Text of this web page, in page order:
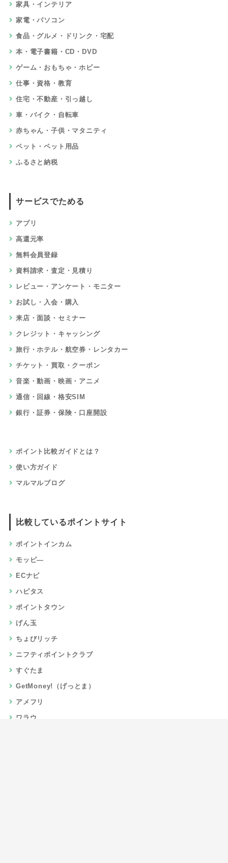
家具・インテリア
家電・パソコン
食品・グルメ・ドリンク・宅配
本・電子書籍・CD・DVD
ゲーム・おもちゃ・ホビー
仕事・資格・教育
住宅・不動産・引っ越し
車・バイク・自転車
赤ちゃん・子供・マタニティ
ペット・ペット用品
ふるさと納税
サービスでためる
アプリ
高還元率
無料会員登録
資料請求・査定・見積り
レビュー・アンケート・モニター
お試し・入会・購入
来店・面談・セミナー
クレジット・キャッシング
旅行・ホテル・航空券・レンタカー
チケット・買取・クーポン
音楽・動画・映画・アニメ
通信・回線・格安SIM
銀行・証券・保険・口座開設
ポイント比較ガイドとは？
使い方ガイド
マルマルブログ
比較しているポイントサイト
ポイントインカム
モッピ―
ECナビ
ハピタス
ポイントタウン
げん玉
ちょびリッチ
ニフティポイントクラブ
すぐたま
GetMoney!（げっとま）
アメフリ
ワラウ